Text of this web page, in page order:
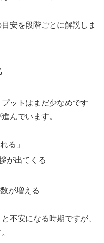
安を段階ごとに解説しま
ットはまだ少なめです
んでいます。
る」
が出てくる
が増える
不安になる時期ですが、